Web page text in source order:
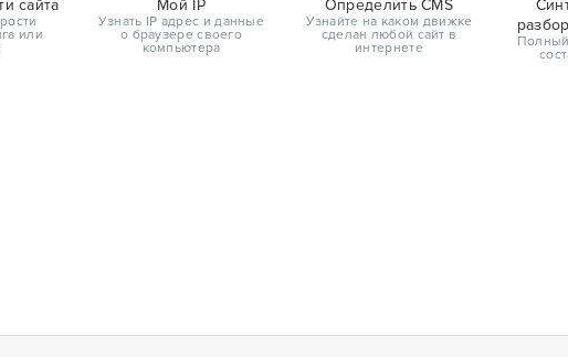
сайта
или
Мой IP
Узнать IP адрес и данные
о браузере своего
компьютера
Определить CMS
Узнайте на каком движке
сделан любой сайт в
интернете